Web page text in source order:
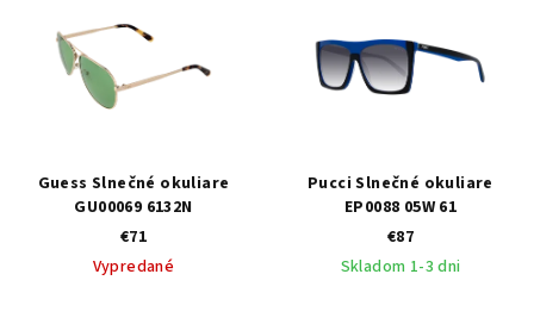
Guess Slnečné okuliare
GU00069 6132N
€71
Vypredané
Pucci Slnečné okuliare
EP0088 05W 61
€87
Skladom 1-3 dni